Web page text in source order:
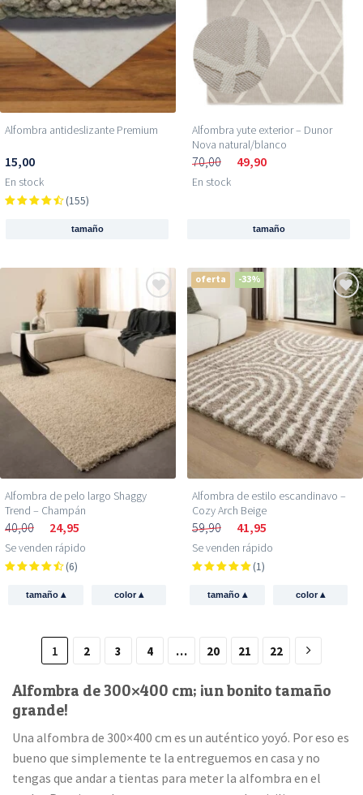
Alfombra antideslizante Premium
15,00
En stock
(155)
tamaño
Alfombra yute exterior – Dunor
Nova natural/blanco
70,00 49,90
En stock
tamaño
Alfombra de pelo largo Shaggy
Trend – Champán
40,00 24,95
Se venden rápido
(6)
tamaño ▴ color▴
oferta -33%
Alfombra de estilo escandinavo –
Cozy Arch Beige
59,90 41,95
Se venden rápido
(1)
tamaño ▴ color▴
1 2 3 4 … 20 21 22
Alfombra de 300×400 cm; ¡un bonito tamaño
grande!
Una alfombra de 300×400 cm es un auténtico yoyó. Por eso es
bueno que simplemente te la entreguemos en casa y no
tengas que andar a tientas para meter la alfombra en el